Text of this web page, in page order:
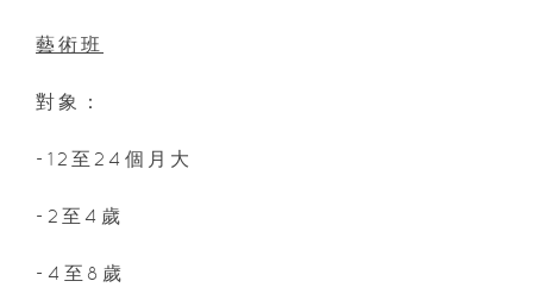
藝術班
對象：
-12至24個月大
-2至4歲
-4至8歲